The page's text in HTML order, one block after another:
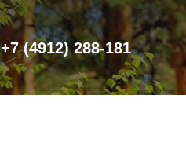
+7 (4912) 288-181